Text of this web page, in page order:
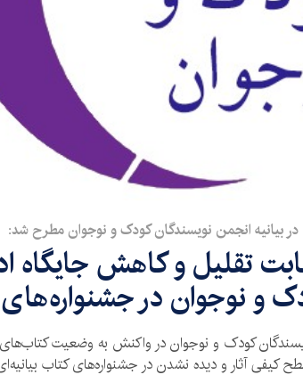
در بیانیه انجمن نویسندگان کودک و نوجوان مطرح شد:
تقلیل و کاهش جایگاه
و نوجوان در
کودک و نوجوان در واکنش به وضعیت
کیفی آثار و دیده نشدن در جشنواره‌های کتاب